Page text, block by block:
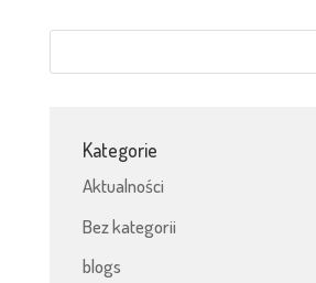
Kategorie
Aktualności
Bez kategorii
blogs